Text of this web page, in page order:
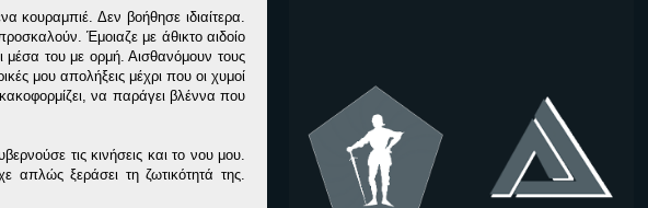
κουραμπιέ. Δεν βοήθησε ιδιαίτερα.
Έμοιαζε με άθικτο αιδοίο
μέσα του με ορμή. Αισθανόμουν τους
μου απολήξεις μέχρι που οι χυμοί
να παράγει βλέννα που
τις κινήσεις και το νου μου.
απλώς ξεράσει τη ζωτικότητά της.